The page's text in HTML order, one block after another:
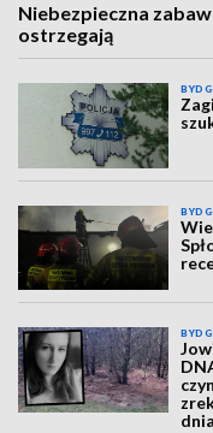
Niebezpieczna
ostrzegają